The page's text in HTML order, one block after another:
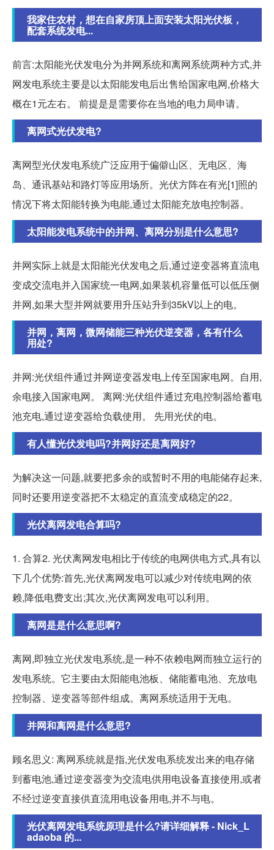
我家住农村，想在自家房顶上面安装太阳光伏板，
配套系统发电...
前言:太阳能光伏发电分为并网系统和离网系统两种方式,并
网发电系统主要是以太阳能发电后出售给国家电网,价格大
概在1元左右。 前提是是需要你在当地的电力局申请。
离网式光伏发电?
离网型光伏发电系统广泛应用于偏僻山区、无电区、海
岛、通讯基站和路灯等应用场所。光伏方阵在有光[1]照的
情况下将太阳能转换为电能,通过太阳能充放电控制器。
太阳能发电系统中的并网、离网分别是什么意思?
并网实际上就是太阳能光伏发电之后,通过逆变器将直流电
变成交流电并入国家统一电网,如果装机容量低可以低压侧
并网,如果大型并网就要用升压站升到35kV以上的电。
并网，离网，微网储能三种光伏逆变器，各有什么
用处?
并网:光伏组件通过并网逆变器发电上传至国家电网。自用,
余电接入国家电网。 离网:光伏组件通过充电控制器给蓄电
池充电,通过逆变器给负载使用。 先用光伏的电。
有人懂光伏发电吗?并网好还是离网好?
为解决这一问题,就要把多余的或暂时不用的电能储存起来,
同时还要用逆变器把不太稳定的直流变成稳定的22。
光伏离网发电合算吗?
1. 合算2. 光伏离网发电相比于传统的电网供电方式,具有以
下几个优势:首先,光伏离网发电可以减少对传统电网的依
赖,降低电费支出;其次,光伏离网发电可以利用。
离网是是什么意思啊?
离网,即独立光伏发电系统,是一种不依赖电网而独立运行的
发电系统。它主要由太阳能电池板、储能蓄电池、充放电
控制器、逆变器等部件组成。离网系统适用于无电。
并网和离网是什么意思?
顾名思义: 离网系统就是指,光伏发电系统发出来的电存储
到蓄电池,通过逆变器变为交流电供用电设备直接使用,或者
不经过逆变直接供直流用电设备用电,并不与电。
光伏离网发电系统原理是什么?请详细解释 - Nick_L
adaoba 的...